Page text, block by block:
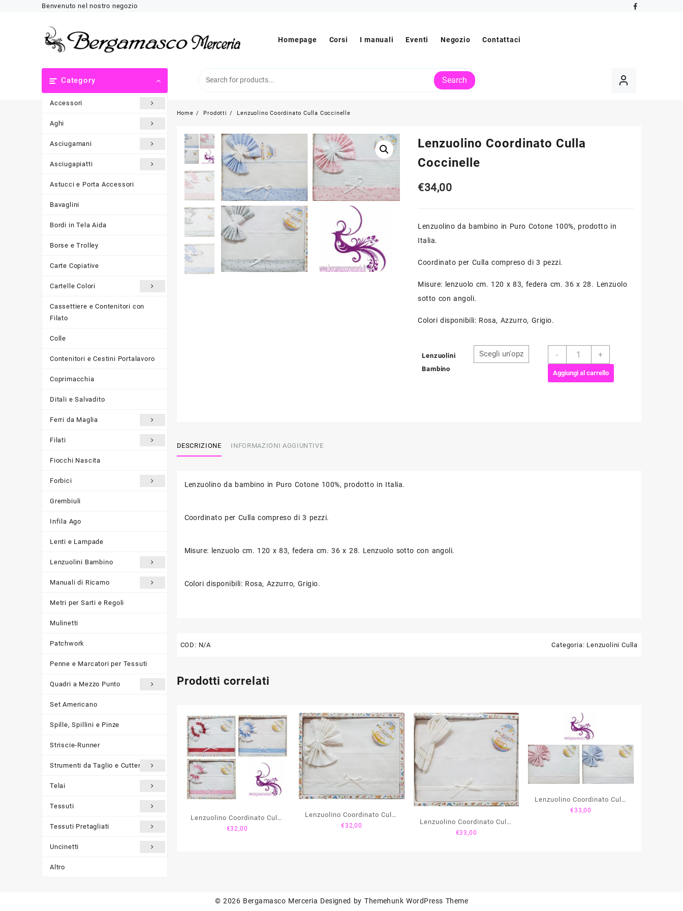
Benvenuto nel nostro negozio
Homepage Corsi I manuali Eventi Negozio Contattaci
Category
Accessori
Aghi
Asciugamani
Asciugapiatti
Astucci e Porta Accessori
Bavaglini
Bordi in Tela Aida
Borse e Trolley
Carte Copiative
Cartelle Colori
Cassettiere e Contenitori con
Filato
Colle
Contenitori e Cestini Portalavoro
Coprimacchia
Ditali e Salvadito
Ferri da Maglia
Filati
Fiocchi Nascita
Forbici
Grembiuli
Infila Ago
Lenti e Lampade
Lenzuolini Bambino
Manuali di Ricamo
Metri per Sarti e Regoli
Mulinetti
Patchwork
Penne e Marcatori per Tessuti
Quadri a Mezzo Punto
Set Americano
Spille, Spillini e Pinze
Striscie-Runner
Strumenti da Taglio e Cutter
Telai
Tessuti
Tessuti Pretagliati
Uncinetti
Altro
Search
Home Prodotti Lenzuolino Coordinato Culla Coccinelle
Lenzuolino Coordinato Culla
Coccinelle
€34,00
Lenzuolino da bambino in Puro Cotone 100%, prodotto in
Italia.
Coordinato per Culla compreso di 3 pezzi.
Misure: lenzuolo cm. 120 x 83, federa cm. 36 x 28. Lenzuolo
sotto con angoli.
Colori disponibili: Rosa, Azzurro, Grigio.
Lenzuolini
Bambino
-
Lenzuolino
Culla
Coccinelle
+
Aggiungi al carrello
DESCRIZIONE INFORMAZIONI AGGIUNTIVE
Lenzuolino da bambino in Puro Cotone 100%, prodotto in Italia.
Coordinato per Culla compreso di 3 pezzi.
Misure: lenzuolo cm. 120 x 83, federa cm. 36 x 28. Lenzuolo sotto con angoli.
Colori disponibili: Rosa, Azzurro, Grigio.
COD: N/A Categoria: Lenzuolini Culla
Prodotti correlati
Lenzuolino Coordinato Culla
Cuoricini
€32,00
Lenzuolino Coordinato Culla
Pizzo
€32,00
Lenzuolino Coordinato Culla
Pizzo Sangallo
€33,00
Lenzuolino Coordinato Culla
Mini Cuori
€33,00
© 2026 Bergamasco Merceria Designed by Themehunk WordPress Theme